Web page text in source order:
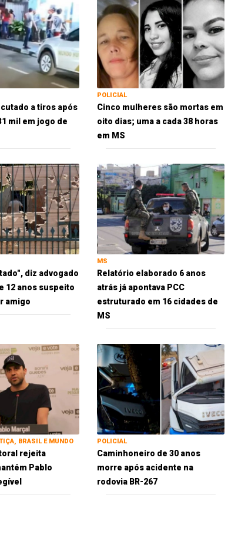
a tiros após
mil em jogo de
POLICIAL
Cinco mulheres são mortas em
oito dias; uma a cada 38 horas
em MS
diz advogado
12 anos suspeito
amigo
MS
Relatório elaborado 6 anos
atrás já apontava PCC
estruturado em 16 cidades de
MS
BRASIL E MUNDO
rejeita
Pablo
POLICIAL
Caminhoneiro de 30 anos
morre após acidente na
rodovia BR-267